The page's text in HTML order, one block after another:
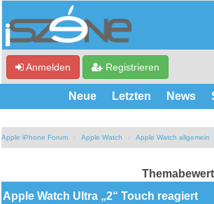
Anmelden Registrieren
Neue Letzten News
Apple iPhone Forum Apple Watch Apple Watch allgemein
Apple Watch Ultra „2“ Touch reagiert